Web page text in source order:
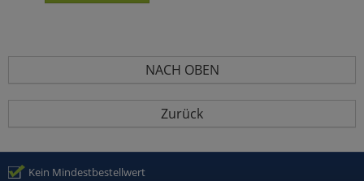
NACH OBEN
Zurück
Kein Mindestbestellwert